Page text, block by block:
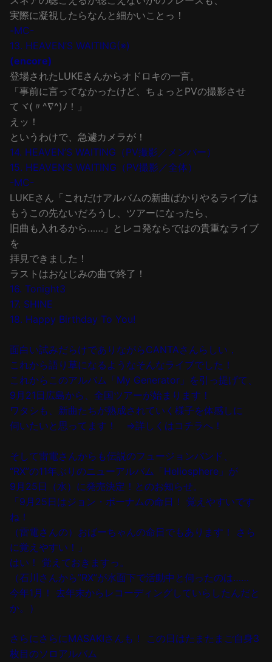
実際に凝視したらなんと細かいことっ！
-MC-
13. HEAVEN’S WAITING(※)
(encore)
登場されたLUKEさんからオドロキの一言。
「事前に言ってなかったけど、ちょっとPVの撮影させ
てヾ(〃^∇^)ﾉ！」
えッ！
というわけで、急遽カメラが！
14. HEAVEN’S WAITING（PV撮影／メンバー）
15. HEAVEN’S WAITING（PV撮影／全体）
-MC-
LUKEさん「これだけアルバムの新曲ばかりやるライブは
もうこの先ないだろうし、ツアーになったら、
旧曲も入れるから……」とレコ発ならではの貴重なライブ
を
拝見できました！
ラストはおなじみの曲で終了！
16. Tonight3
17. SHINE
18. Happy Birthday To You!
面白い試みだらけでありながらCANTAさんらしい，
これから語り草になるようなそんなライブでした！
これからこのアルバム「My Generator」を引っ提げて、
9月21日広島から、全国ツアーが始まります！
ワタシも、新曲たちが熟成されていく様子を体感しに
伺いたいと思ってます！ ⇒詳しくはコチラへ！
そして雷電さんからも伝説のフュージョンバンド、
“RX”の11年ぶりのニューアルバム「Heliosphere」 が
9月25日（水）に発売決定！とのお知らせ。
「9月25日はジョン・ボーナムの命日！ 覚えやすいです
ね！
（雷電さんの）おばーちゃんの命日でもあります！ さら
に覚えやすい！」
はい！ 覚えておきますっ。
（石川さんから”RX”が水面下で活動中と伺ったのは……
今年1月！ 去年末からレコーディングしていらしたんだと
か。）
さらにさらにMASAKIさんも ！ この日はたまたまご自身3
枚目のソロアルバム